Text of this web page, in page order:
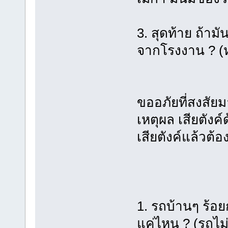
3. สุดท้าย ถ้ามั
จากโรงงาน ?
ขออภัยที่สงสัย
เหตุผล เสียตัง
เสียตังค์แล้วต้อ
1. รถบ้านๆ ร้อ
แค่ไหน ? (รถไ